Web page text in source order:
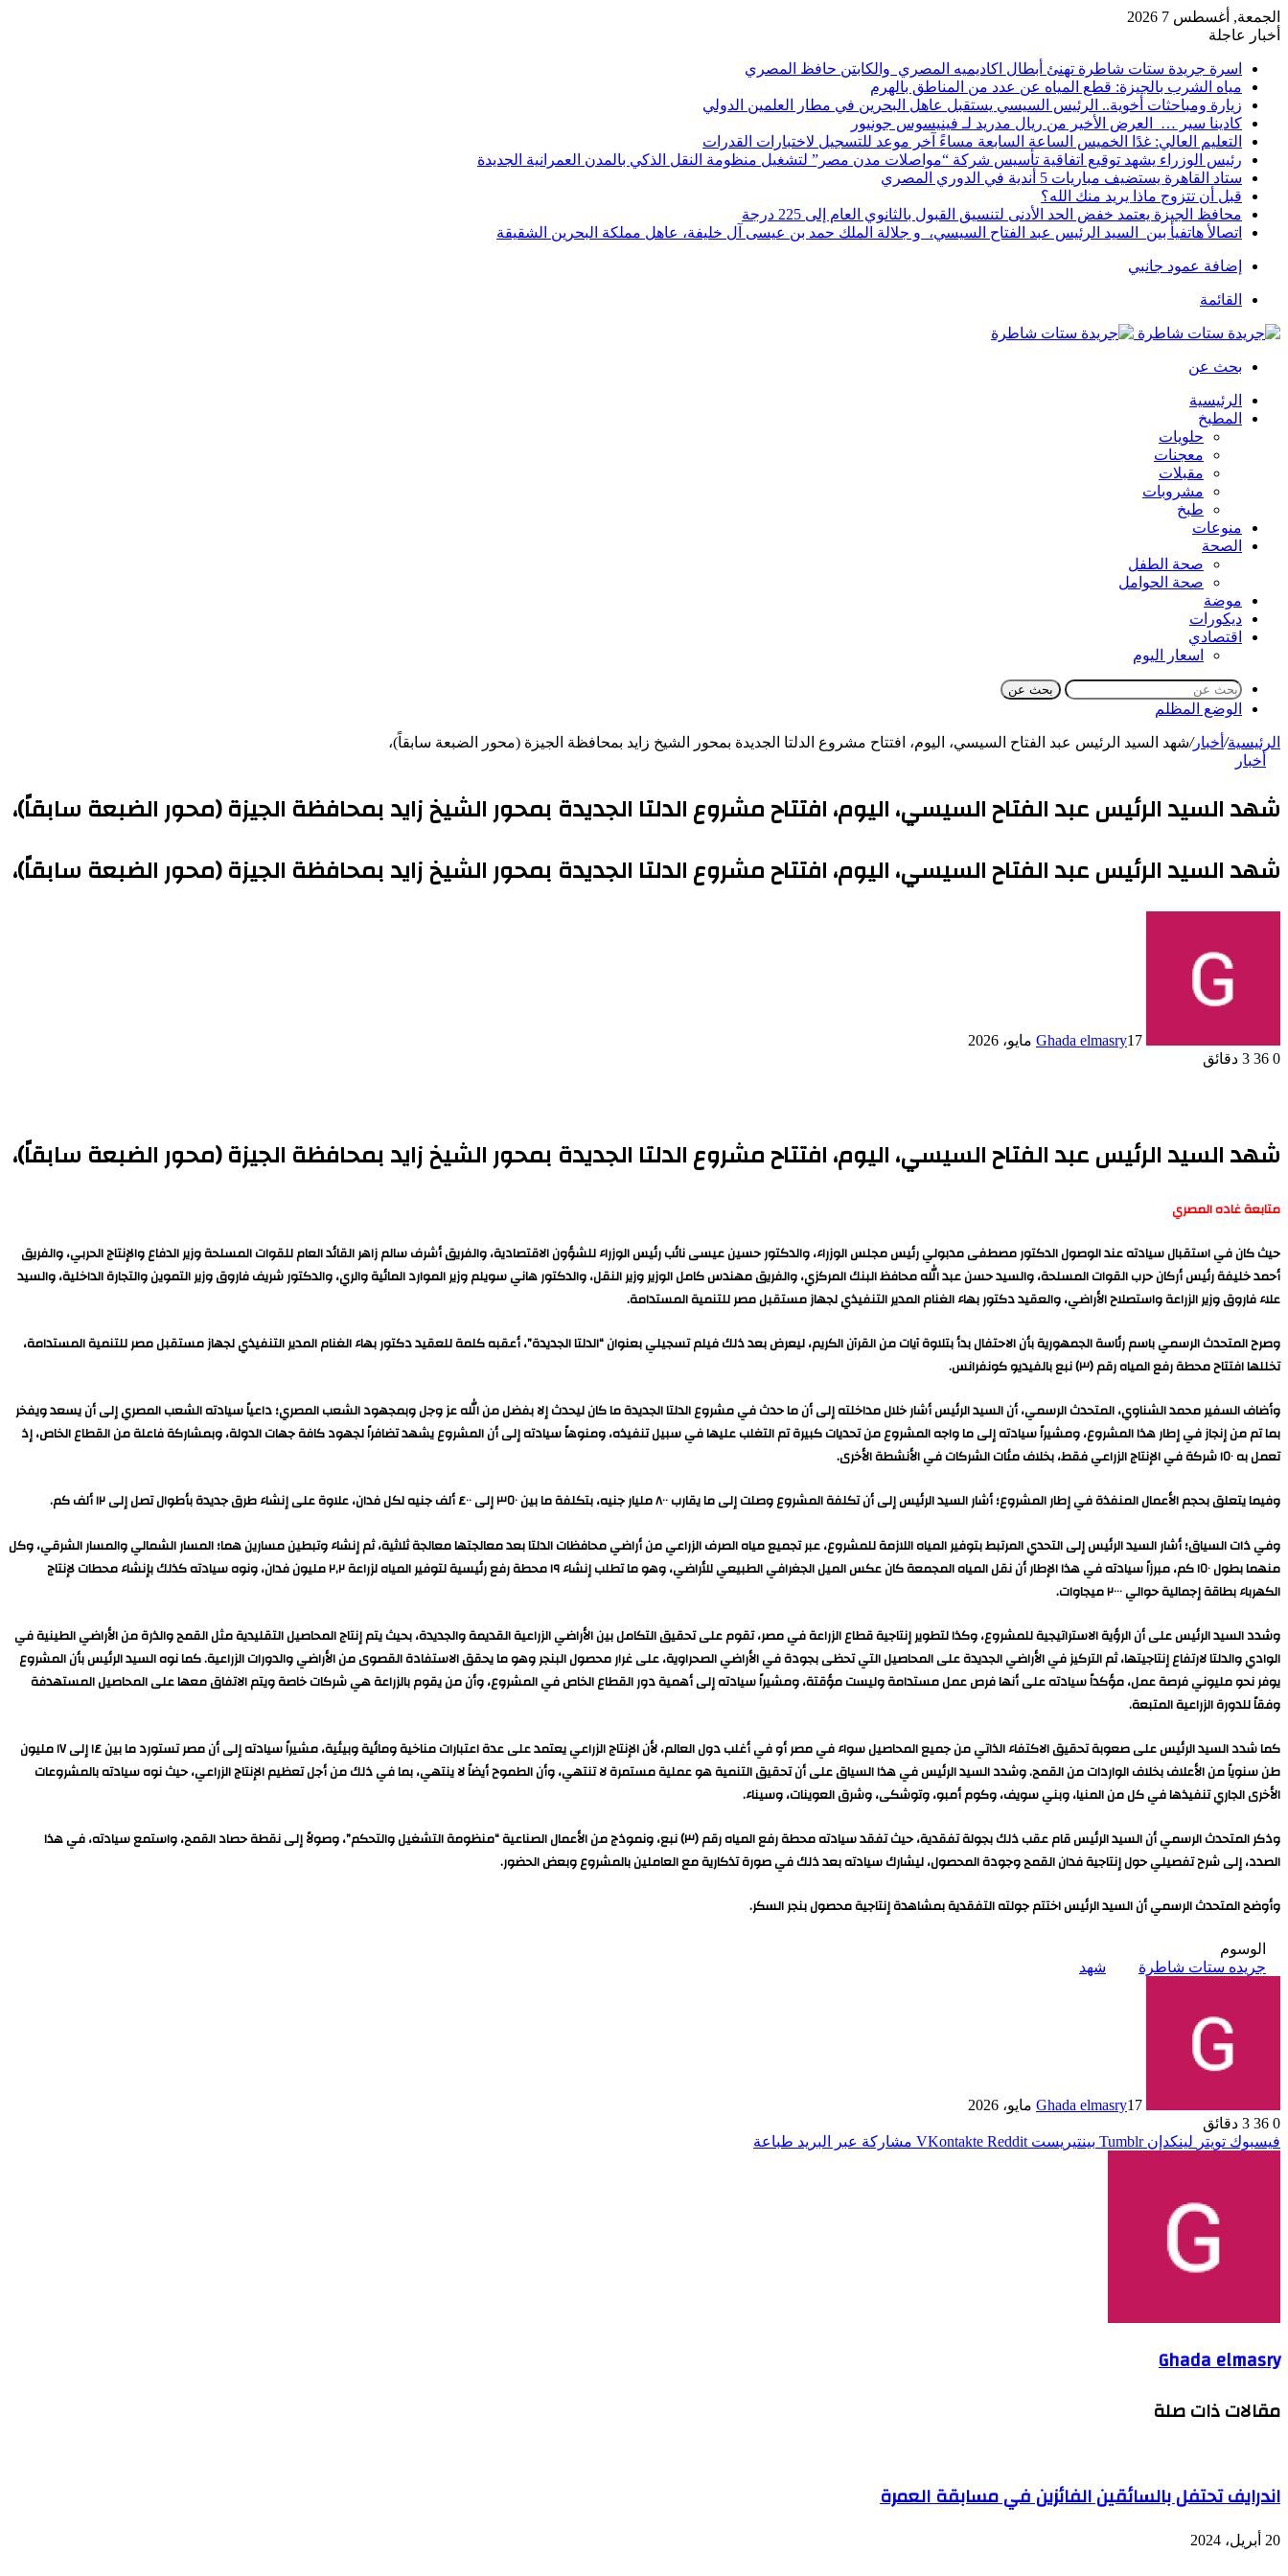
الجمعة, أغسطس 7 2026
أخبار عاجلة
اسرة جريدة ستات شاطرة تهنئ أبطال اكاديميه المصري والكابتن حافظ المصري
مياه الشرب بالجيزة: قطع المياه عن عدد من المناطق بالهرم
زيارة ومباحثات أخوية.. الرئيس السيسي يستقبل عاهل البحرين في مطار العلمين الدولي
كادينا سير … العرض الأخير من ريال مدريد لـ فينيسوس جونيور
التعليم العالي: غدًا الخميس الساعة السابعة مساءً آخر موعد للتسجيل لاختبارات القدرات
رئيس الوزراء يشهد توقيع اتفاقية تأسيس شركة “مواصلات مدن مصر” لتشغيل منظومة النقل الذكي بالمدن العمرانية الجديدة
ستاد القاهرة يستضيف مباريات 5 أندية في الدوري المصري
قبل أن تتزوج ماذا يريد منك الله؟
محافظ الجيزة يعتمد خفض الحد الأدنى لتنسيق القبول بالثانوي العام إلى 225 درجة
اتصالأ هاتفيأ بين السيد الرئيس عبد الفتاح السيسي، و جلالة الملك حمد بن عيسى آل خليفة، عاهل مملكة البحرين الشقيقة
إضافة عمود جانبي
القائمة
بحث عن
الرئيسية
المطبخ
حلويات
معجنات
مقبلات
مشروبات
طبخ
منوعات
الصحة
صحة الطفل
صحة الحوامل
موضة
ديكورات
اقتصادي
اسعار اليوم
بحث عن
الوضع المظلم
الرئيسية/ أخبار/شهد السيد الرئيس عبد الفتاح السيسي، اليوم، افتتاح مشروع الدلتا الجديدة بمحور الشيخ زايد بمحافظة الجيزة (محور الضبعة سابقاً)،
أخبار
شهد السيد الرئيس عبد الفتاح السيسي، اليوم، افتتاح مشروع الدلتا الجديدة بمحور الشيخ زايد بمحافظة الجيزة (محور الضبعة سابقاً)،
شهد السيد الرئيس عبد الفتاح السيسي، اليوم، افتتاح مشروع الدلتا الجديدة بمحور الشيخ زايد بمحافظة الجيزة (محور الضبعة سابقاً)،
Ghada elmasry17 مايو، 2026
0
3 دقائق
شهد السيد الرئيس عبد الفتاح السيسي، اليوم، افتتاح مشروع الدلتا الجديدة بمحور الشيخ زايد بمحافظة الجيزة (محور الضبعة سابقاً)،
متابعة غاده المصري
حيث كان في استقبال سيادته عند الوصول الدكتور مصطفى مدبولي رئيس مجلس الوزراء، والدكتور حسين عيسى نائب رئيس الوزراء للشؤون الاقتصادية، والفريق أشرف سالم زاهر القائد العام للقوات المسلحة وزير الدفاع والإنتاج الحربي، والفريق
أحمد خليفة رئيس أركان حرب القوات المسلحة، والسيد حسن عبد الله محافظ البنك المركزي، والفريق مهندس كامل الوزير وزير النقل، والدكتور هاني سويلم وزير الموارد المائية والري، والدكتور شريف فاروق وزير التموين والتجارة الداخلية، والسيد
علاء فاروق وزير الزراعة واستصلاح الأراضي، والعقيد دكتور بهاء الغنام المدير التنفيذي لجهاز مستقبل مصر للتنمية المستدامة.
وصرح المتحدث الرسمي باسم رئاسة الجمهورية بأن الاحتفال بدأ بتلاوة آيات من القرآن الكريم، ليعرض بعد ذلك فيلم تسجيلي بعنوان “الدلتا الجديدة”، أعقبه كلمة للعقيد دكتور بهاء الغنام المدير التنفيذي لجهاز مستقبل مصر للتنمية المستدامة،
تخللها افتتاح محطة رفع المياه رقم (٣) نبع بالفيديو كونفرانس.
وأضاف السفير محمد الشناوي، المتحدث الرسمي، أن السيد الرئيس أشار خلال مداخلته إلى أن ما حدث في مشروع الدلتا الجديدة ما كان ليحدث إلا بفضل من الله عز وجل وبمجهود الشعب المصري؛ داعياً سيادته الشعب المصري إلى أن يسعد ويفخر
بما تم من إنجاز في إطار هذا المشروع، ومشيراً سيادته إلى ما واجه المشروع من تحديات كبيرة تم التغلب عليها في سبيل تنفيذه، ومنوهاً سيادته إلى أن المشروع يشهد تضافراً لجهود كافة جهات الدولة، وبمشاركة فاعلة من القطاع الخاص، إذ
تعمل به ١٥٠ شركة في الإنتاج الزراعي فقط، بخلاف مئات الشركات في الأنشطة الأخرى.
وفيما يتعلق بحجم الأعمال المنفذة في إطار المشروع؛ أشار السيد الرئيس إلى أن تكلفة المشروع وصلت إلى ما يقارب ٨٠٠ مليار جنيه، بتكلفة ما بين ٣٥٠ إلى ٤٠٠ ألف جنيه لكل فدان، علاوة على إنشاء طرق جديدة بأطوال تصل إلى ١٢ ألف كم.
وفي ذات السياق؛ أشار السيد الرئيس إلى التحدي المرتبط بتوفير المياه اللازمة للمشروع، عبر تجميع مياه الصرف الزراعي من أراضي محافظات الدلتا بعد معالجتها معالجة ثلاثية، ثم إنشاء وتبطين مسارين هما؛ المسار الشمالي والمسار الشرقي، وكل
منهما بطول ١٥٠ كم، مبرزاً سيادته في هذا الإطار أن نقل المياه المجمعة كان عكس الميل الجغرافي الطبيعي للأراضي، وهو ما تطلب إنشاء ١٩ محطة رفع رئيسية لتوفير المياه لزراعة ٢,٢ مليون فدان، ونوه سيادته كذلك بإنشاء محطات لإنتاج
الكهرباء بطاقة إجمالية حوالي ٢٠٠٠ ميجاوات.
وشدد السيد الرئيس على أن الرؤية الاستراتيجية للمشروع، وكذا لتطوير إنتاجية قطاع الزراعة في مصر، تقوم على تحقيق التكامل بين الأراضي الزراعية القديمة والجديدة، بحيث يتم إنتاج المحاصيل التقليدية مثل القمح والذرة من الأراضي الطينية في
الوادي والدلتا لارتفاع إنتاجيتها، ثم التركيز في الأراضي الجديدة على المحاصيل التي تحظى بجودة في الأراضي الصحراوية، على غرار محصول البنجر وهو ما يحقق الاستفادة القصوى من الأراضي والدورات الزراعية. كما نوه السيد الرئيس بأن المشروع
يوفر نحو مليوني فرصة عمل، مؤكداً سيادته على أنها فرص عمل مستدامة وليست مؤقتة، ومشيراً سيادته إلى أهمية دور القطاع الخاص في المشروع، وأن من يقوم بالزراعة هي شركات خاصة ويتم الاتفاق معها على المحاصيل المستهدفة
وفقاً للدورة الزراعية المتبعة.
كما شدد السيد الرئيس على صعوبة تحقيق الاكتفاء الذاتي من جميع المحاصيل سواء في مصر أو في أغلب دول العالم، لأن الإنتاج الزراعي يعتمد على عدة اعتبارات مناخية ومائية وبيئية، مشيراً سيادته إلى أن مصر تستورد ما بين ١٤ إلى ١٧ مليون
طن سنوياً من الأعلاف بخلاف الواردات من القمح. وشدد السيد الرئيس في هذا السياق على أن تحقيق التنمية هو عملية مستمرة لا تنتهي، وأن الطموح أيضاً لا ينتهي، بما في ذلك من أجل تعظيم الإنتاج الزراعي، حيث نوه سيادته بالمشروعات
الأخرى الجاري تنفيذها في كل من المنيا، وبني سويف، وكوم أمبو، وتوشكى، وشرق العوينات، وسيناء.
وذكر المتحدث الرسمي أن السيد الرئيس قام عقب ذلك بجولة تفقدية، حيث تفقد سيادته محطة رفع المياه رقم (٣) نبع، ونموذج من الأعمال الصناعية “منظومة التشغيل والتحكم”، وصولاً إلى نقطة حصاد القمح، واستمع سيادته، في هذا
الصدد، إلى شرح تفصيلي حول إنتاجية فدان القمح وجودة المحصول، ليشارك سيادته بعد ذلك في صورة تذكارية مع العاملين بالمشروع وبعض الحضور.
وأوضح المتحدث الرسمي أن السيد الرئيس اختتم جولته التفقدية بمشاهدة إنتاجية محصول بنجر السكر.
الوسوم
جريده ستات شاطرة
شهد
Ghada elmasry17 مايو، 2026
0
3 دقائق
فيسبوك تويتر لينكدإن بينتيريست مشاركة عبر البريد طباعة
Ghada elmasry
مقالات ذات صلة
اندرايف تحتفل بالسائقين الفائزين في مسابقة العمرة
20 أبريل، 2024